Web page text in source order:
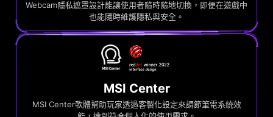
Webcam隱私遮罩設計能讓使用者隨時隨地切換，即便在遊戲中
也能隨時維護隱私與安全。
MSI Center
MSI Center軟體幫助玩家透過客製化設定來調節筆電系統效